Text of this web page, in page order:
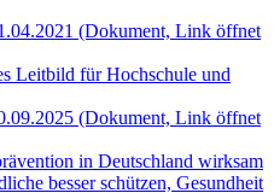
(Dokument, Link öffnet
Leitbild für Hochschule und
(Dokument, Link öffnet
in Deutschland wirksam
besser schützen, Gesundheit